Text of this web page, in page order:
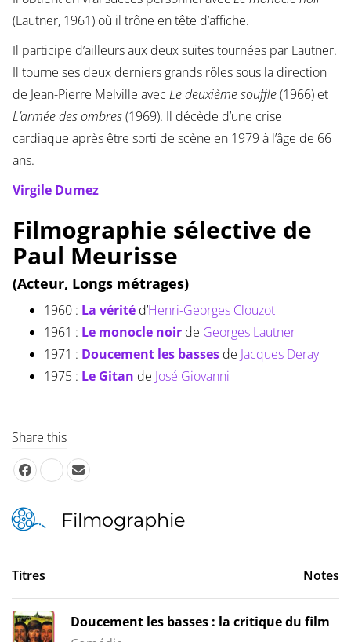
(Lautner, 1961) où il trône en tête d’affiche.
Il participe d’ailleurs aux deux suites tournées par Lautner.
Il tourne ses deux derniers grands rôles sous la direction
de Jean-Pierre Melville avec Le deuxième souffle(1966) et
L’armée des ombres(1969). Il décède d’une crise
cardiaque après être sorti de scène en 1979 à l’âge de 66
ans.
Virgile Dumez
Filmographie sélective de
Paul Meurisse
(Acteur, Longs métrages)
1960 : La véritéd’Henri-Georges Clouzot
1961 : Le monocle noirde Georges Lautner
1971 : Doucement les bassesde Jacques Deray
1975 : Le Gitan de José Giovanni
Share this
Filmographie
Titres Notes
Doucement les basses : la critique du film